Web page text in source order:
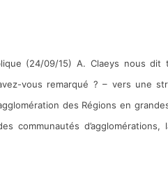
(24/09/15) A. Claeys nous
vous remarqué ? – vers une
des Régions en
communautés